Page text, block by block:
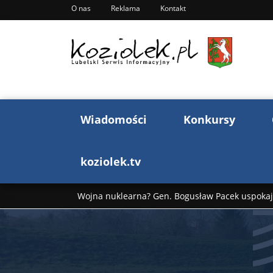
O nas Reklama Kontakt
Wiadomości Konkursy
koziolek.tv
Wojna nuklearna? Gen. Bogusław Pacek
„Ciao, Goethe!”: Jacek Cygan w podróży do